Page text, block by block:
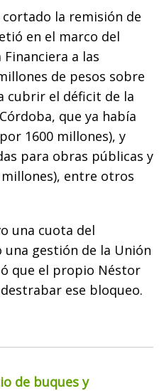
cortado la remisión de
en el marco del
a las
de pesos sobre
cubrir el déficit de la
que ya había
1600 millones), y
para obras públicas y
millones), entre otros
una cuota del
gestión de la Unión
que el propio Néstor
ese bloqueo.
de buques y